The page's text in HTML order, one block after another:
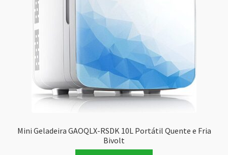
Mini Geladeira GAOQLX-RSDK 10L Portátil Quente e Fria
Bivolt